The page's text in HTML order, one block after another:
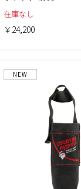
在庫なし
￥24,200
NEW